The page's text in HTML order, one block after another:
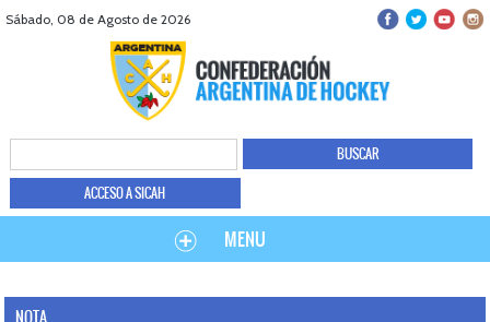
Sábado, 08 de Agosto de 2026
ACCESO A SICAH
MENU